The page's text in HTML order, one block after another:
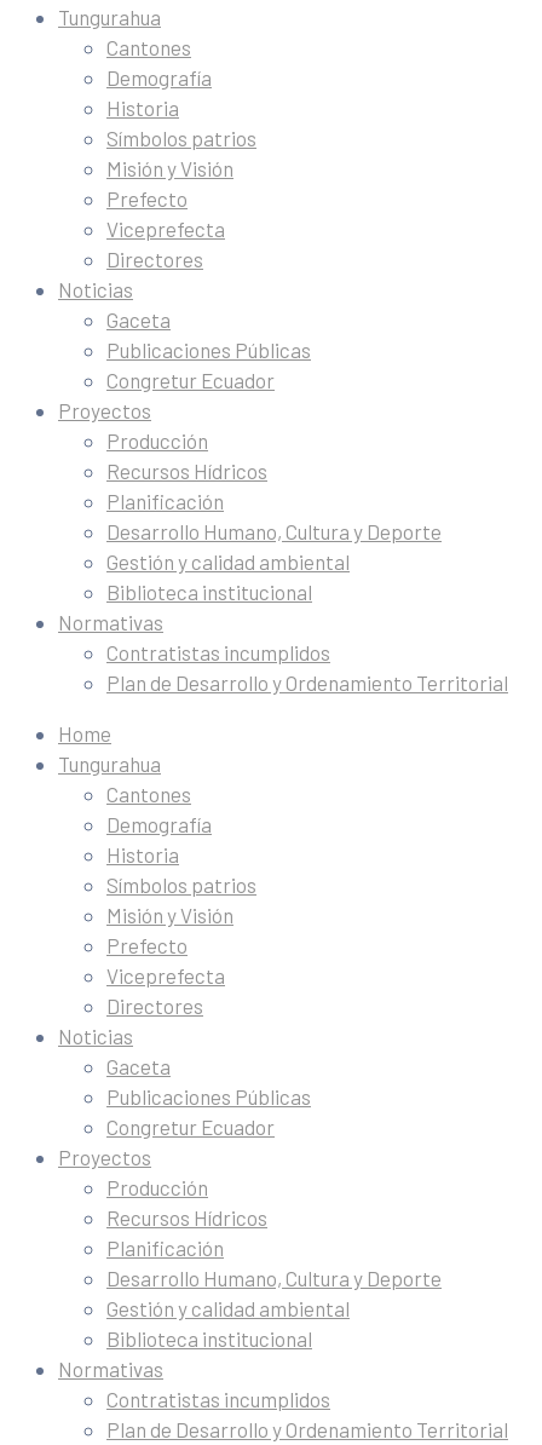
Tungurahua
Cantones
Demografía
Historia
Símbolos patrios
Misión y Visión
Prefecto
Viceprefecta
Directores
Noticias
Gaceta
Publicaciones Públicas
Congretur Ecuador
Proyectos
Producción
Recursos Hídricos
Planificación
Desarrollo Humano, Cultura y Deporte
Gestión y calidad ambiental
Biblioteca institucional
Normativas
Contratistas incumplidos
Plan de Desarrollo y Ordenamiento Territorial
Home
Tungurahua
Cantones
Demografía
Historia
Símbolos patrios
Misión y Visión
Prefecto
Viceprefecta
Directores
Noticias
Gaceta
Publicaciones Públicas
Congretur Ecuador
Proyectos
Producción
Recursos Hídricos
Planificación
Desarrollo Humano, Cultura y Deporte
Gestión y calidad ambiental
Biblioteca institucional
Normativas
Contratistas incumplidos
Plan de Desarrollo y Ordenamiento Territorial